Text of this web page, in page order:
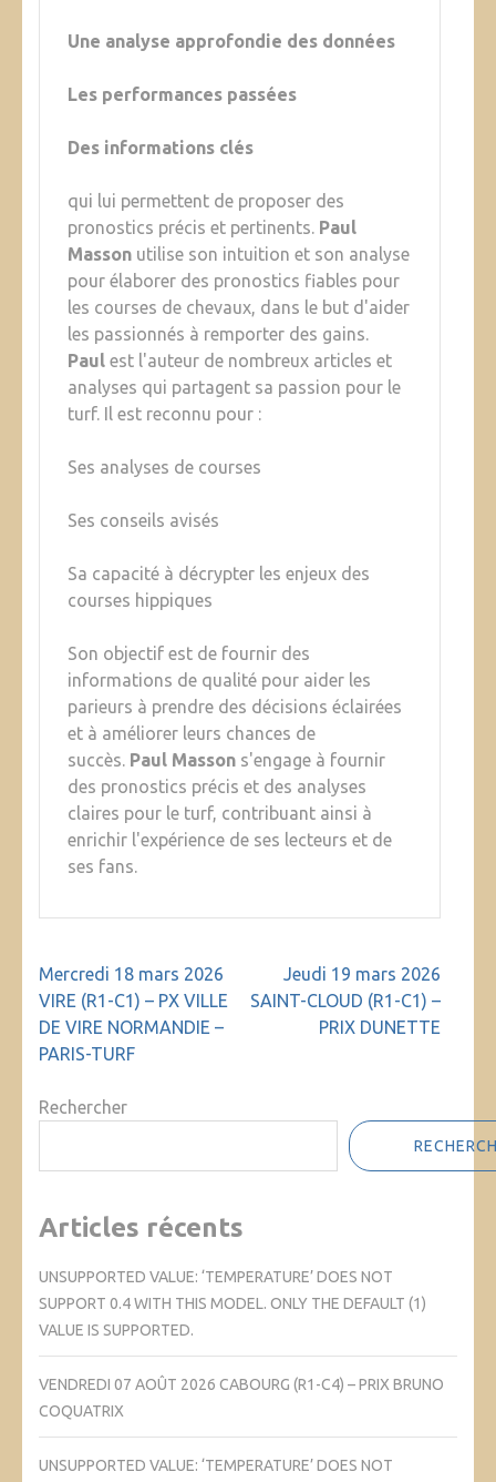
Une analyse approfondie des données
Les performances passées
Des informations clés
qui lui permettent de proposer des
pronostics précis et pertinents. Paul
Masson utilise son intuition et son analyse
pour élaborer des pronostics fiables pour
les courses de chevaux, dans le but d'aider
les passionnés à remporter des gains.
Paul est l'auteur de nombreux articles et
analyses qui partagent sa passion pour le
turf. Il est reconnu pour :
Ses analyses de courses
Ses conseils avisés
Sa capacité à décrypter les enjeux des
courses hippiques
Son objectif est de fournir des
informations de qualité pour aider les
parieurs à prendre des décisions éclairées
et à améliorer leurs chances de
succès. Paul Masson s'engage à fournir
des pronostics précis et des analyses
claires pour le turf, contribuant ainsi à
enrichir l'expérience de ses lecteurs et de
ses fans.
Navigation
de
l’article
Mercredi 18 mars 2026
VIRE (R1-C1) – PX VILLE
DE VIRE NORMANDIE –
PARIS-TURF
Jeudi 19 mars 2026
SAINT-CLOUD (R1-C1) –
PRIX DUNETTE
Rechercher
Articles récents
UNSUPPORTED VALUE: ‘TEMPERATURE’ DOES NOT
SUPPORT 0.4 WITH THIS MODEL. ONLY THE DEFAULT (1)
VALUE IS SUPPORTED.
VENDREDI 07 AOÛT 2026 CABOURG (R1-C4) – PRIX BRUNO
COQUATRIX
UNSUPPORTED VALUE: ‘TEMPERATURE’ DOES NOT